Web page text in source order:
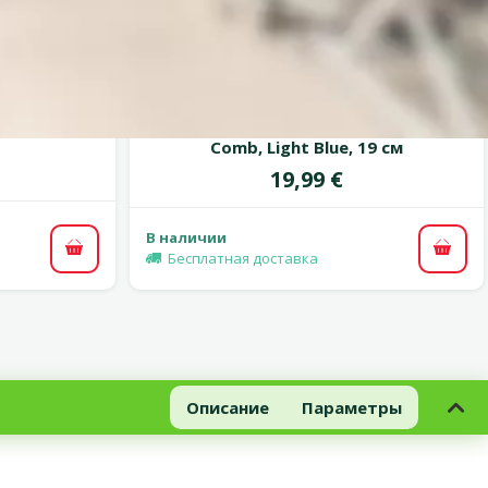
В корзину
Расческа для собак - Groom
Professional, Spectrum Aluminium
Comb, Light Blue, 19 см
Цена
19,99 €
В наличии
Бесплатная доставка
В
Описание Параметры